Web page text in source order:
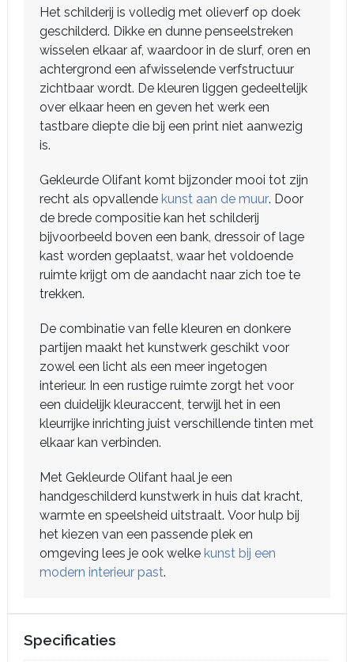
Het schilderij is volledig met olieverf op doek
geschilderd. Dikke en dunne penseelstreken
wisselen elkaar af, waardoor in de slurf, oren en
achtergrond een afwisselende verfstructuur
zichtbaar wordt. De kleuren liggen gedeeltelijk
over elkaar heen en geven het werk een
tastbare diepte die bij een print niet aanwezig
is.
Gekleurde Olifant komt bijzonder mooi tot zijn
recht als opvallende kunst aan de muur. Door
de brede compositie kan het schilderij
bijvoorbeeld boven een bank, dressoir of lage
kast worden geplaatst, waar het voldoende
ruimte krijgt om de aandacht naar zich toe te
trekken.
De combinatie van felle kleuren en donkere
partijen maakt het kunstwerk geschikt voor
zowel een licht als een meer ingetogen
interieur. In een rustige ruimte zorgt het voor
een duidelijk kleuraccent, terwijl het in een
kleurrijke inrichting juist verschillende tinten met
elkaar kan verbinden.
Met Gekleurde Olifant haal je een
handgeschilderd kunstwerk in huis dat kracht,
warmte en speelsheid uitstraalt. Voor hulp bij
het kiezen van een passende plek en
omgeving lees je ook welke kunst bij een
modern interieur past.
Specificaties